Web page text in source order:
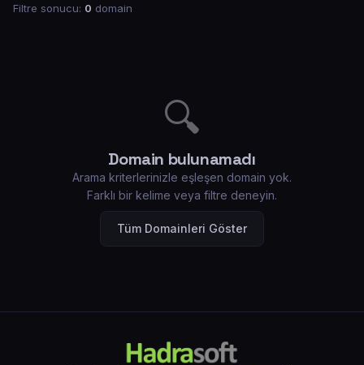
Filtre sonucu: 0 domain
🔍
Domain bulunamadı
Arama kriterlerinizle eşleşen domain yok.
Farklı bir kelime veya filtre deneyin.
Tüm Domainleri Göster